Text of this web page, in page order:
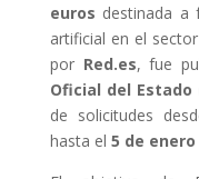
euros destinada a
artificial en el
por Red.es, fue
Oficial del Estado
de solicitudes
hasta el 5 de enero